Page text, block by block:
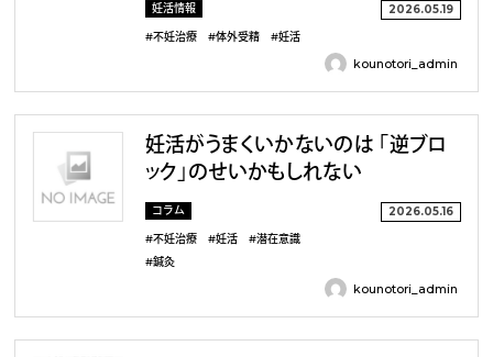
妊活情報
#不妊治療
#体外受精 #妊活
2026.05.19
kounotori_admin
妊活がうまくいかないのは 「逆ブロ
ック」のせいかもしれない
コラム
#不妊治療
#妊活
#潜在意識
#鍼灸
2026.05.16
kounotori_admin